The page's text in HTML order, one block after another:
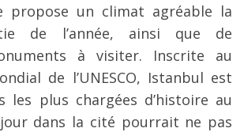
LA carte bancaire
voyage !
Louer une voiture !
Mes guides voyage
propose un climat agréable la
de l’année, ainsi que de
à visiter. Inscrite au
de l’UNESCO, Istanbul est
les plus chargées d’histoire au
dans la cité pourrait ne pas